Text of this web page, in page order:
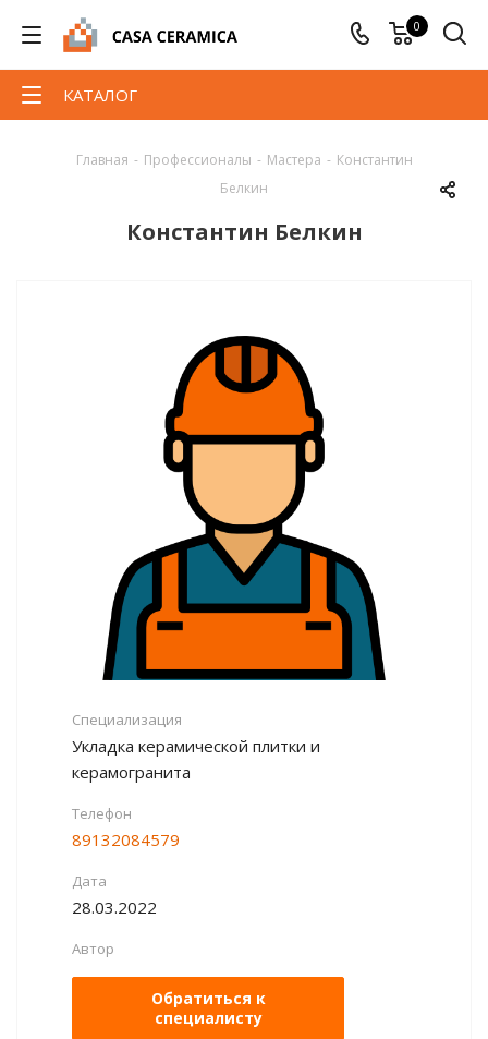
0
КАТАЛОГ
Главная - Профессионалы - Мастера - Константин
Белкин
Константин Белкин
Специализация
Укладка керамической плитки и
керамогранита
Телефон
89132084579
Дата
28.03.2022
Автор
Обратиться к
специалисту